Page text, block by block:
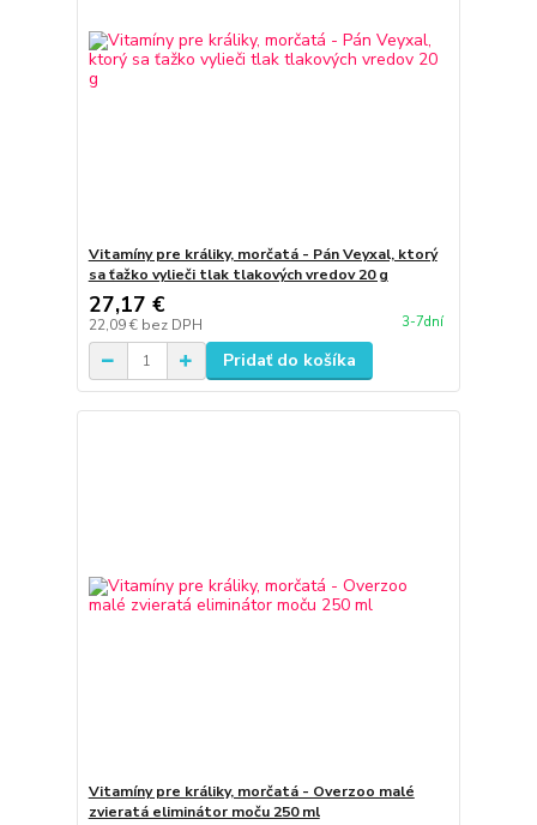
Vitamíny pre králiky, morčatá - Pán Veyxal, ktorý
sa ťažko vylieči tlak tlakových vredov 20 g
27,17 €
22,09 € bez DPH 3-7dní
Pridať do košíka
Vitamíny pre králiky, morčatá - Overzoo malé
zvieratá eliminátor moču 250 ml